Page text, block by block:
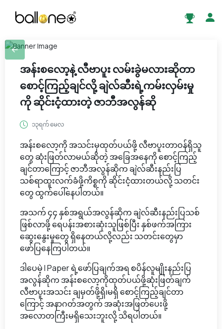
အန်းစလော့နဲ့ လီဗာပူး လမ်းခွဲမလားဆိုတာ
စောင့်ကြည့်ချင်လို့ ချဲလ်ဆီးရဲ့ကမ်းလှမ်းမှု
ကို ဆိုင်းငံ့ထားတဲ့ ဇာဘီအလွန်ဆို
၁၃ရက် မေလ
အန်းစလော့ကို အသင်းမှထုတ်ပယ်ဖို့ လီဗာပူးတာဝန်ရှိသူ
တွေ ဆုံးဖြတ်လာမယ်ဆိုတဲ့ အခြေအနေကို စောင့်ကြည့်
ချင်တာကြောင့် ဇာဘီအလွန်ဆိုက ချဲလ်ဆီးနည်းပြ
သစ်ရာထူးလက်ခံဖို့ကိစ္စကို ဆိုင်းငံ့ထားတယ်လို့ သတင်း
တွေ ထွက်ပေါ်နေပါတယ်။
အသက် ၄၄ နှစ်အရွယ်အလွန်ဆိုက ချဲလ်ဆီးနည်းပြသစ်
ဖြစ်လာဖို့ ရေပန်းအစားဆုံးသူဖြစ်ပြီး နှစ်ဖက်အကြား
ဆွေးနွေးမှုတွေ ရှိနေတယ်လို့လည်း သတင်းတွေမှာ
ဖော်ပြနေကြပါတယ်။
ဒါပေမဲ့ I Paper ရဲ့ဖော်ပြချက်အရ စပိန်လူမျိုးနည်းပြ
အလွန်ဆိုက အန်းစလော့ကိုထုတ်ပယ်ဖို့ဆုံးဖြတ်ချက်
လီဗာပူးအသင်း ချမှတ်ဖို့ရှိ၊မရှိ စောင့်ကြည့်ချင်တာ
ကြောင့် အနာဂတ်အတွက် အဆုံးအဖြတ်ပေးဖို့
အလောတကြီးမရှိသေးဘူးလို့ သိရပါတယ်။